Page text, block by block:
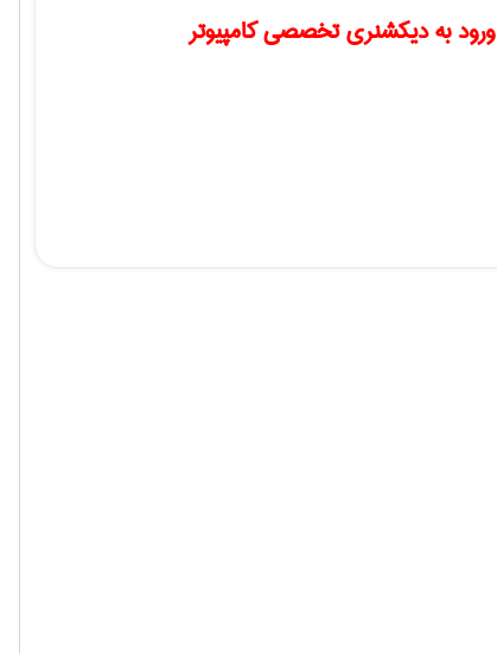
ورود به دیکشنری تخصصی کامپیوتر